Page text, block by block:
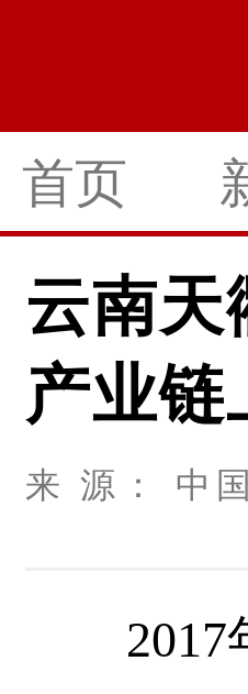
首页
云南天
产业链
来 源： 中
2017年